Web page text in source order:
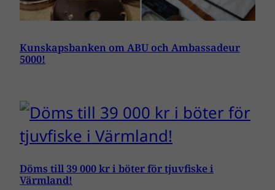
Kunskapsbanken om ABU och Ambassadeur
5000!
Döms till 39 000 kr i böter för tjuvfiske i
Värmland!